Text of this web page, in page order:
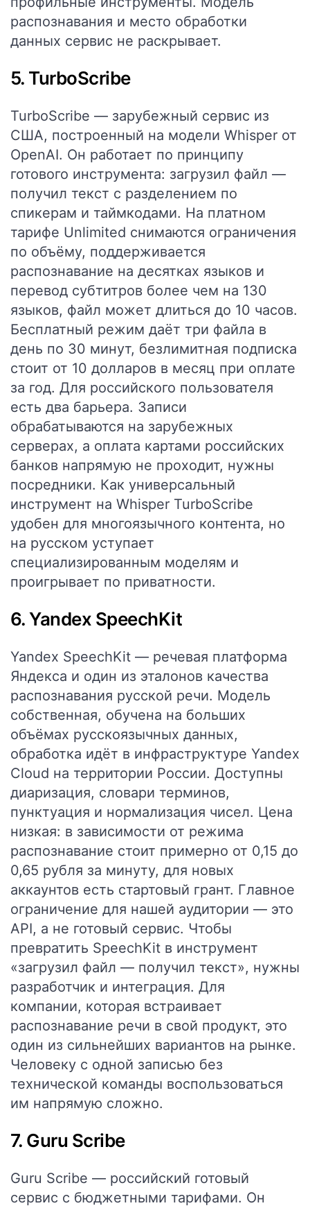
распознавания и место обработки
данных сервис не раскрывает.
5. TurboScribe
TurboScribe — зарубежный сервис из
США, построенный на модели Whisper от
OpenAI. Он работает по принципу
готового инструмента: загрузил файл —
получил текст с разделением по
спикерам и таймкодами. На платном
тарифе Unlimited снимаются ограничения
по объёму, поддерживается
распознавание на десятках языков и
перевод субтитров более чем на 130
языков, файл может длиться до 10 часов.
Бесплатный режим даёт три файла в
день по 30 минут, безлимитная подписка
стоит от 10 долларов в месяц при оплате
за год. Для российского пользователя
есть два барьера. Записи
обрабатываются на зарубежных
серверах, а оплата картами российских
банков напрямую не проходит, нужны
посредники. Как универсальный
инструмент на Whisper TurboScribe
удобен для многоязычного контента, но
на русском уступает
специализированным моделям и
проигрывает по приватности.
6. Yandex SpeechKit
Yandex SpeechKit — речевая платформа
Яндекса и один из эталонов качества
распознавания русской речи. Модель
собственная, обучена на больших
объёмах русскоязычных данных,
обработка идёт в инфраструктуре Yandex
Cloud на территории России. Доступны
диаризация, словари терминов,
пунктуация и нормализация чисел. Цена
низкая: в зависимости от режима
распознавание стоит примерно от 0,15 до
0,65 рубля за минуту, для новых
аккаунтов есть стартовый грант. Главное
ограничение для нашей аудитории — это
API, а не готовый сервис. Чтобы
превратить SpeechKit в инструмент
«загрузил файл — получил текст», нужны
разработчик и интеграция. Для
компании, которая встраивает
распознавание речи в свой продукт, это
один из сильнейших вариантов на рынке.
Человеку с одной записью без
технической команды воспользоваться
им напрямую сложно.
7. Guru Scribe
Guru Scribe — российский готовый
сервис с бюджетными тарифами. Он